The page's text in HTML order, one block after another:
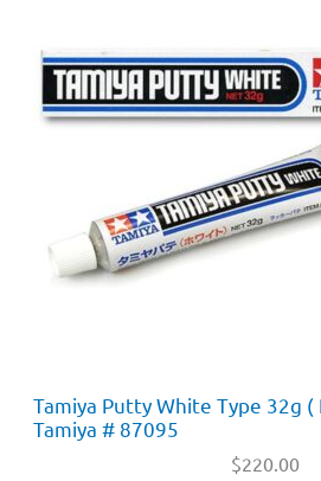
Tamiya Putty White Type 32g (
Tamiya # 87095
$220.00